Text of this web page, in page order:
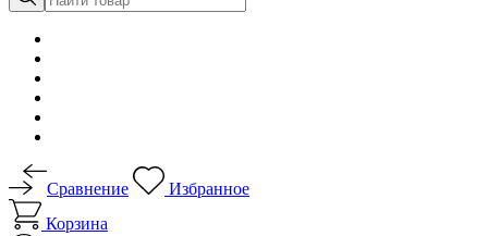
Сравнение
Избранное
Корзина